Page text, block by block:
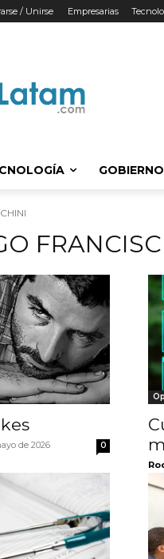
/ Unirse Empresarias
GOBIERNO
de 2026 0